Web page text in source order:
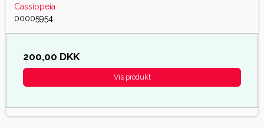
Cassiopeia
00005954
200,00 DKK
Vis produkt